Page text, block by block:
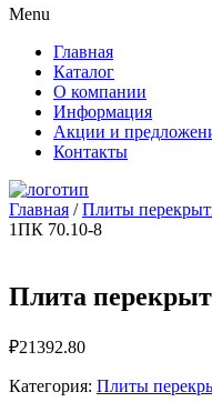
Menu
Главная
Каталог
О компании
Информация
Акции и
Контакты
Главная /Плиты
1ПК 70.10-8
Плита
₽21392.80
Категория: Плиты